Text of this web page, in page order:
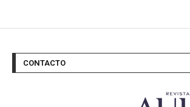
CONTACTO